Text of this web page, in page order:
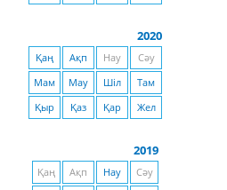
2020
Қаң Ақп Нау
Сәу
Мам
Мау Шіл
Там
Қыр
Қаз Қар Жел
2019
Қаң Ақп Нау
Сәу